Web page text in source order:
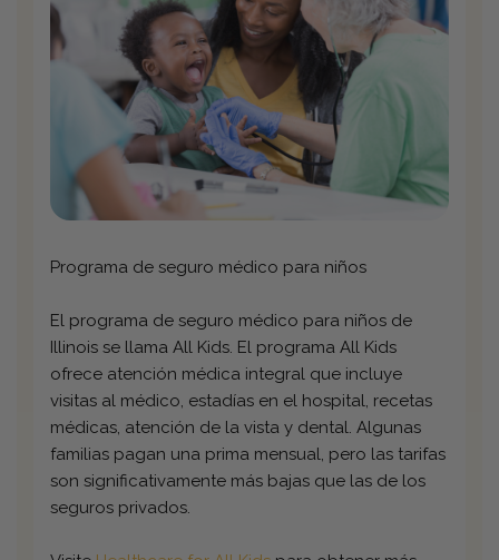
Programa de seguro médico para niños
El programa de seguro médico para niños de
Illinois se llama All Kids. El programa All Kids
ofrece atención médica integral que incluye
visitas al médico, estadías en el hospital, recetas
médicas, atención de la vista y dental. Algunas
familias pagan una prima mensual, pero las tarifas
son significativamente más bajas que las de los
seguros privados.